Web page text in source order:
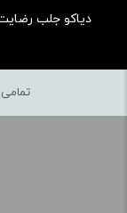
دیاکو جلب